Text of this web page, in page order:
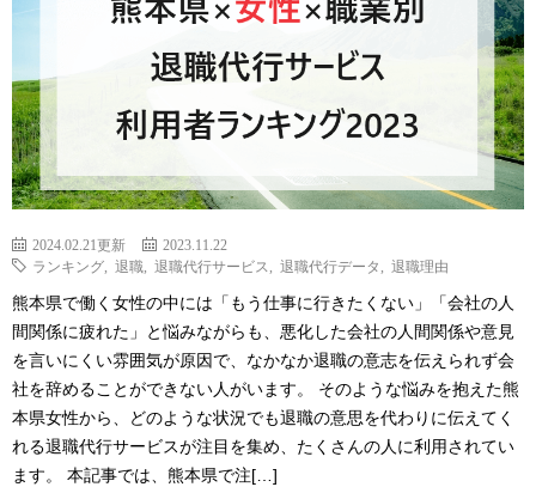
2024.02.21更新
2023.11.22
ランキング
退職 退職代行サービス 退職代行データ 退職理由
熊本県で働く女性の中には「もう仕事に行きたくない」「会社の人
間関係に疲れた」と悩みながらも、悪化した会社の人間関係や意見
を言いにくい雰囲気が原因で、なかなか退職の意志を伝えられず会
社を辞めることができない人がいます。 そのような悩みを抱えた熊
本県女性から、どのような状況でも退職の意思を代わりに伝えてく
れる退職代行サービスが注目を集め、たくさんの人に利用されてい
ます。 本記事では、熊本県で注[…]